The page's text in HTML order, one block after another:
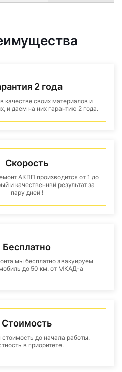
2 года
качестве своих материалов и
и даем на них гарантию 2 года.
Скорость
АКПП производится от 1 до
и качественнвй результат за
пару дней !
Бесплатно
мы бесплатно эвакуируем
до 50 км. от МКАД-а
Стоимость
до начала работы.
в приоритете.